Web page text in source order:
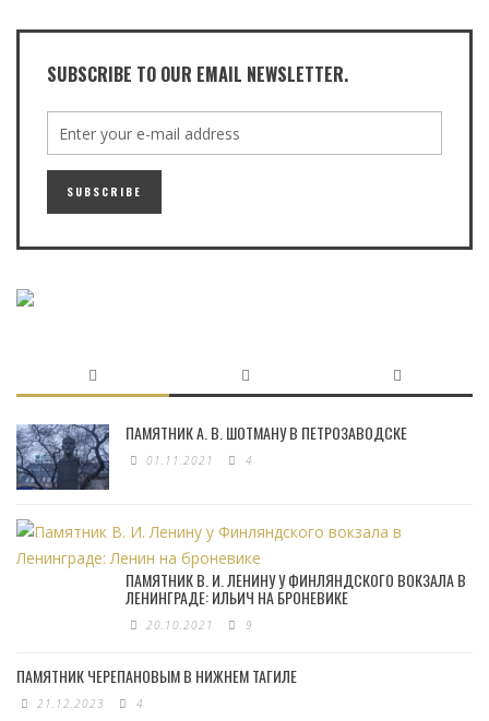
SUBSCRIBE TO OUR EMAIL NEWSLETTER.
ПАМЯТНИК А. В. ШОТМАНУ В ПЕТРОЗАВОДСКЕ
01.11.2021 4
ПАМЯТНИК В. И. ЛЕНИНУ У ФИНЛЯНДСКОГО ВОКЗАЛА В
ЛЕНИНГРАДЕ: ИЛЬИЧ НА БРОНЕВИКЕ
20.10.2021 9
ПАМЯТНИК ЧЕРЕПАНОВЫМ В НИЖНЕМ ТАГИЛЕ
21.12.2023 4